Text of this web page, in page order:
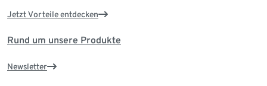
Jetzt Vorteile entdecken
Rund um unsere Produkte
Newsletter